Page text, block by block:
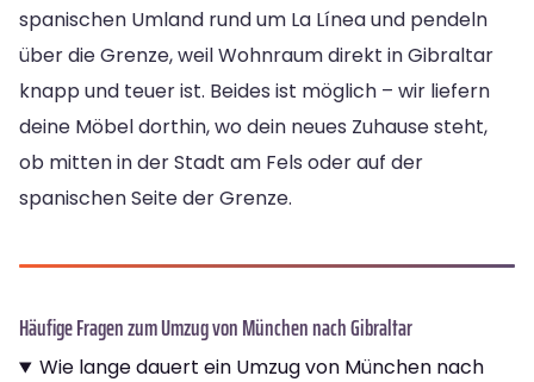
spanischen Umland rund um La Línea und pendeln
über die Grenze, weil Wohnraum direkt in Gibraltar
knapp und teuer ist. Beides ist möglich – wir liefern
deine Möbel dorthin, wo dein neues Zuhause steht,
ob mitten in der Stadt am Fels oder auf der
spanischen Seite der Grenze.
Häufige Fragen zum Umzug von München nach Gibraltar
Wie lange dauert ein Umzug von München nach